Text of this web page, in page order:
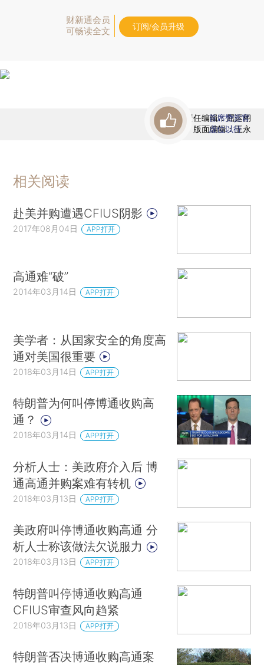
财新通会员
可畅读全文
订阅/会员升级
责任编辑：屈运栩
版面编辑：王永
首席赞赏官
虚位以待
相关阅读
赴美并购遭遇CFIUS阴影
2017年08月04日 APP打开
高通难“破”
2014年03月14日 APP打开
美学者：从国家安全的角度高
通对美国很重要
2018年03月14日 APP打开
特朗普为何叫停博通收购高
通？
2018年03月14日 APP打开
分析人士：美政府介入后 博
通高通并购案难有转机
2018年03月13日 APP打开
美政府叫停博通收购高通 分
析人士称该做法欠说服力
2018年03月13日 APP打开
特朗普叫停博通收购高通
CFIUS审查风向趋紧
2018年03月13日 APP打开
特朗普否决博通收购高通案